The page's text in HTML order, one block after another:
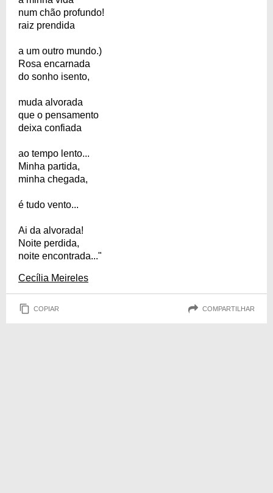
num chão profundo!
raiz prendida
a um outro mundo.)
Rosa encarnada
do sonho isento,
muda alvorada
que o pensamento
deixa confiada
ao tempo lento...
Minha partida,
minha chegada,
é tudo vento...
Ai da alvorada!
Noite perdida,
noite encontrada..."
Cecília Meireles
COPIAR COMPARTILHAR